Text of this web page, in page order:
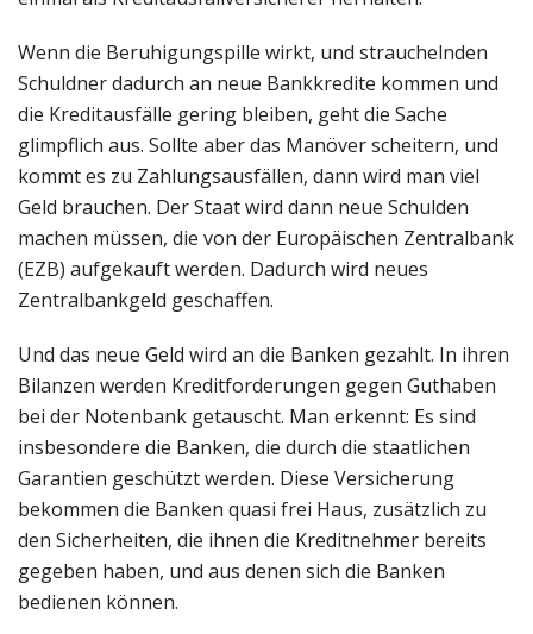
Wenn die Beruhigungspille wirkt, und strauchelnden
Schuldner dadurch an neue Bankkredite kommen und
die Kreditausfälle gering bleiben, geht die Sache
glimpflich aus. Sollte aber das Manöver scheitern, und
kommt es zu Zahlungsausfällen, dann wird man viel
Geld brauchen. Der Staat wird dann neue Schulden
machen müssen, die von der Europäischen Zentralbank
(EZB) aufgekauft werden. Dadurch wird neues
Zentralbankgeld geschaffen.
Und das neue Geld wird an die Banken gezahlt. In ihren
Bilanzen werden Kreditforderungen gegen Guthaben
bei der Notenbank getauscht. Man erkennt: Es sind
insbesondere die Banken, die durch die staatlichen
Garantien geschützt werden. Diese Versicherung
bekommen die Banken quasi frei Haus, zusätzlich zu
den Sicherheiten, die ihnen die Kreditnehmer bereits
gegeben haben, und aus denen sich die Banken
bedienen können.